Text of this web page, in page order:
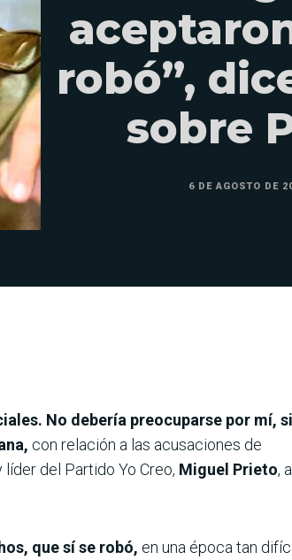
robó”,
sobre
6 DE AGOSTO DE
No debería preocuparse por mí,
con relación a las acusaciones de
del Partido Yo Creo, Miguel Prieto, a
que sí se robó, en una época tan